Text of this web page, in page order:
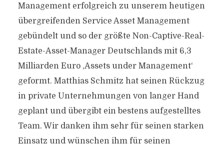
Management erfolgreich zu unserem heutigen
übergreifenden Service Asset Management
gebündelt und so der größte Non-Captive-Real-
Estate-Asset-Manager Deutschlands mit 6,3
Milliarden Euro ,Assets under Management‘
geformt. Matthias Schmitz hat seinen Rückzug
in private Unternehmungen von langer Hand
geplant und übergibt ein bestens aufgestelltes
Team. Wir danken ihm sehr für seinen starken
Einsatz und wünschen ihm für seinen